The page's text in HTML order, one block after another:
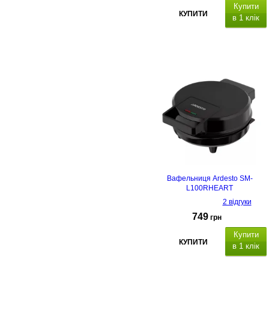
КУПИТИ
Купити
в 1 клік
Вафельниця Ardesto SM-
L100RHEART
2 відгуки
749 грн
КУПИТИ
Купити
в 1 клік